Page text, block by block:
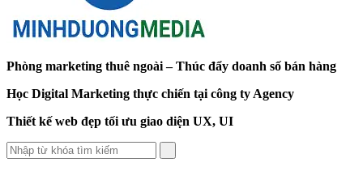
Phòng marketing thuê ngoài – Thúc đẩy doanh số bán hàng
Học Digital Marketing thực chiến tại công ty Agency
Thiết kế web đẹp tối ưu giao diện UX, UI